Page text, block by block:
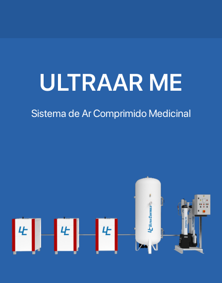
ULTRAAR ME
Sistema de Ar Comprimido Medicinal